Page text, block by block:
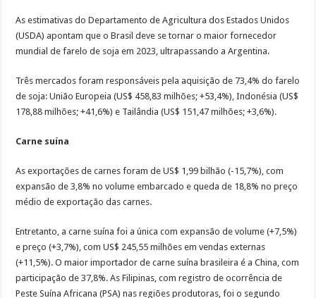
As estimativas do Departamento de Agricultura dos Estados Unidos
(USDA) apontam que o Brasil deve se tornar o maior fornecedor
mundial de farelo de soja em 2023, ultrapassando a Argentina.
Três mercados foram responsáveis pela aquisição de 73,4% do farelo
de soja: União Europeia (US$ 458,83 milhões; +53,4%), Indonésia (US$
178,88 milhões; +41,6%) e Tailândia (US$ 151,47 milhões; +3,6%).
Carne suína
As exportações de carnes foram de US$ 1,99 bilhão (-15,7%), com
expansão de 3,8% no volume embarcado e queda de 18,8% no preço
médio de exportação das carnes.
Entretanto, a carne suína foi a única com expansão de volume (+7,5%)
e preço (+3,7%), com US$ 245,55 milhões em vendas externas
(+11,5%). O maior importador de carne suína brasileira é a China, com
participação de 37,8%. As Filipinas, com registro de ocorrência de
Peste Suína Africana (PSA) nas regiões produtoras, foi o segundo